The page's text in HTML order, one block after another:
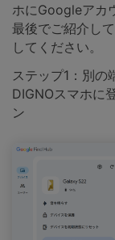
ホにGoogleアカ
最後でご紹介し
してください。
ステップ1：別の
DIGNOスマホに
ン